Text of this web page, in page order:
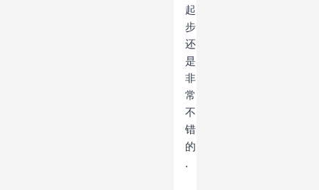
起
步
还
是
非
常
不
错
的
.